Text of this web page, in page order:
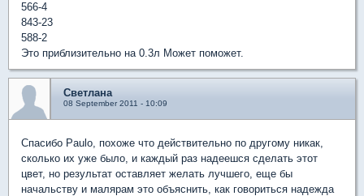
566-4
843-23
588-2
Это приблизительно на 0.3л Может поможет.
Светлана
08 September 2011 - 10:09
Спасибо Paulo, похоже что действительно по другому никак,
сколько их уже было, и каждый раз надеешся сделать этот
цвет, но результат оставляет желать лучшего, еще бы
начальству и малярам это объяснить, как говориться надежда